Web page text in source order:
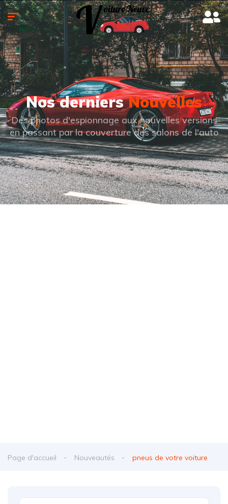
Nos derniersNouvelles
Des photos d'espionnage aux nouvelles versions
en passant par la couverture des salons de l'auto
Page d'accueil Nouveautés pneus de votre voiture